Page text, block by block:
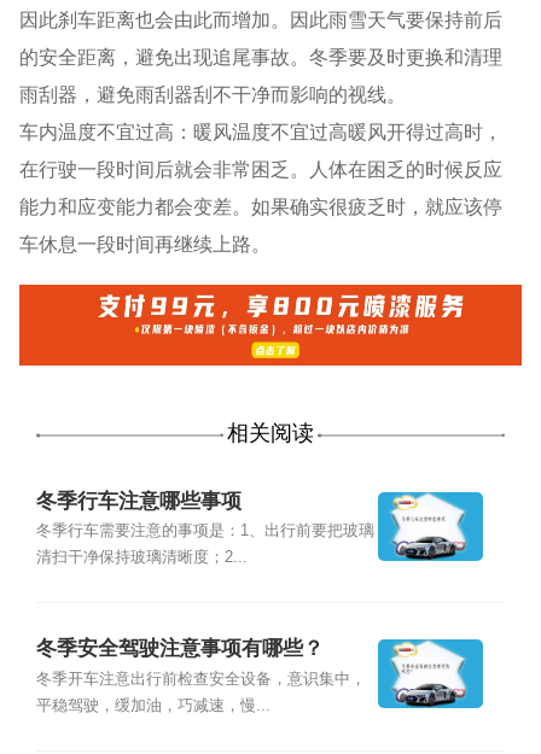
因此刹车距离也会由此而增加。因此雨雪天气要保持前后
的安全距离，避免出现追尾事故。冬季要及时更换和清理
雨刮器，避免雨刮器刮不干净而影响的视线。
车内温度不宜过高：暖风温度不宜过高暖风开得过高时，
在行驶一段时间后就会非常困乏。人体在困乏的时候反应
能力和应变能力都会变差。如果确实很疲乏时，就应该停
车休息一段时间再继续上路。
相关阅读
冬季行车注意哪些事项
冬季行车需要注意的事项是：1、出行前要把玻璃
清扫干净保持玻璃清晰度；2...
冬季安全驾驶注意事项有哪些？
冬季开车注意出行前检查安全设备，意识集中，
平稳驾驶，缓加油，巧减速，慢...